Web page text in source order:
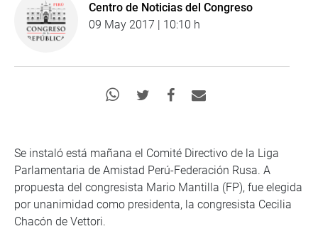
Centro de Noticias del Congreso
09 May 2017 | 10:10 h
Se instaló está mañana el Comité Directivo de la Liga
Parlamentaria de Amistad Perú-Federación Rusa. A
propuesta del congresista Mario Mantilla (FP), fue elegida
por unanimidad como presidenta, la congresista Cecilia
Chacón de Vettori.